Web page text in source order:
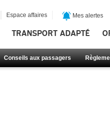
TRANSPORT ADAPTÉ
Conseils aux passagers
Espace affaires Mes alertes